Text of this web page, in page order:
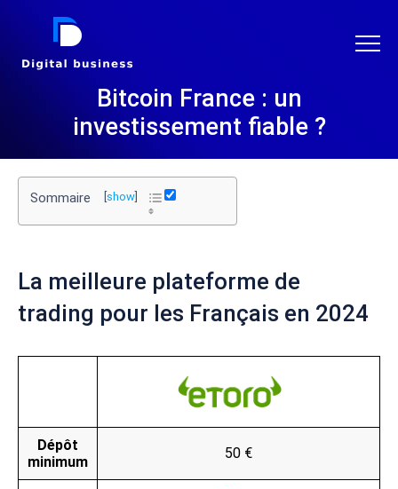
DIGITAL BUSINESS
Bitcoin France : un
investissement fiable ?
Sommaire show
La meilleure plateforme de
trading pour les Français en 2024
Dépôt
minimum
50 €